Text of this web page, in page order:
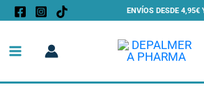
contenido
ENVÍOS DESDE 4,95€